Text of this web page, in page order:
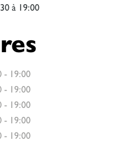
à 19:00
- 19:00
- 19:00
- 19:00
- 19:00
- 19:00